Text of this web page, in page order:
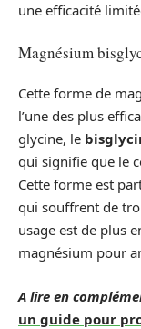
une efficacité
Magnésium
Cette forme de
l’une des plus
glycine, le
qui signifie que le
Cette forme est
qui souffrent de
usage est de plus
magnésium pour
A lire en
un guide pour